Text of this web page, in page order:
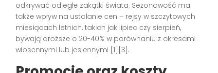
odkrywać odległe zakątki świata. Sezonowość ma
także wpływ na ustalanie cen – rejsy w szczytowych
miesiącach letnich, takich jak lipiec czy sierpień,
bywają droższe o 20-40% w porównaniu z okresami
wiosennymi lub jesiennymi [1][3].